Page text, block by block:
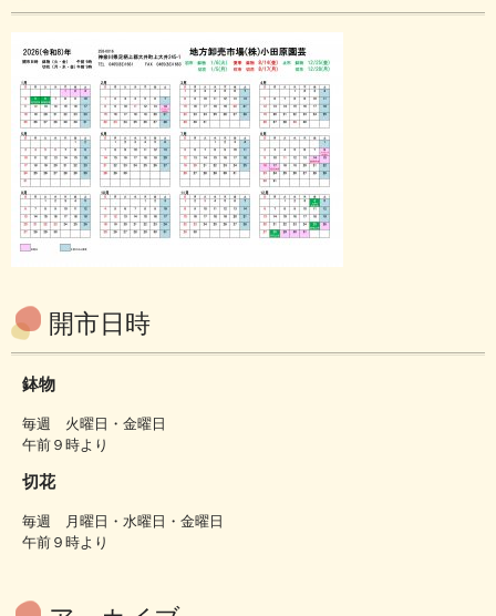
開市日時
鉢物
毎週 火曜日・金曜日
午前９時より
切花
毎週 月曜日・水曜日・金曜日
午前９時より